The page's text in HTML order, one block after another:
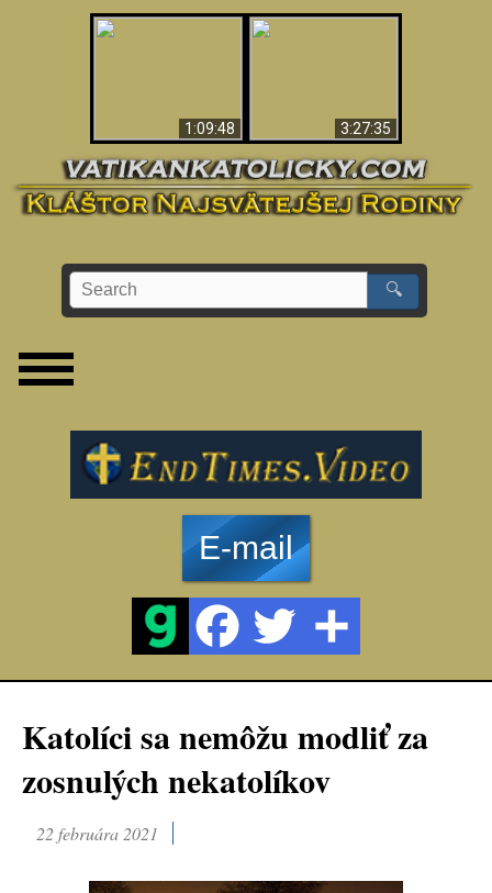
1:09:48 3:27:35
🔍
E-mail
Katolíci sa nemôžu modliť za
zosnulých nekatolíkov
22 februára 2021